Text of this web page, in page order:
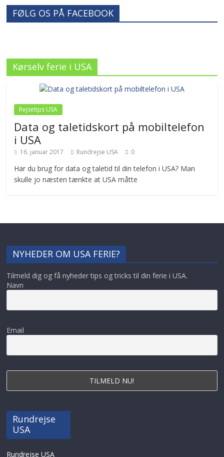
FØLG OS PÅ FACEBOOK
Kørselv ferie i USA
Rejsetips USA
Data og taletidskort på mobiltelefon
i USA
16. januar 2017 Rundrejse USA 0
Har du brug for data og taletid til din telefon i USA? Man
skulle jo næsten tænkte at USA måtte
NYHEDER OM USA FERIE?
Tilmeld dig og få nyheder tips og tricks til din ferie i USA.
Navn
Email
Rundrejse
USA
Rundrejse USA